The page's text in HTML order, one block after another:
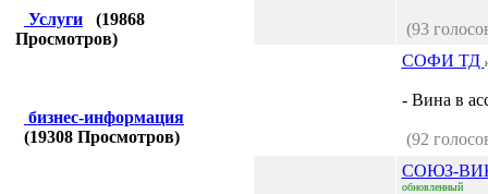
Услуги (19868
Просмотров)
бизнес-информация
(19308 Просмотров)
(93
СОФИ ТД
- Вина в
(92
СОЮЗ-
обновленный